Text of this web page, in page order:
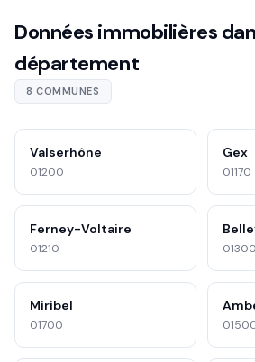
Données immobilières
département
8 COMMUNES
Valserhône
01200
Gex
01170
Ferney-Voltaire
01210 01300
Miribel
01700